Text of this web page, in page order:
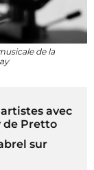
de la
avec
de Pretto
sur